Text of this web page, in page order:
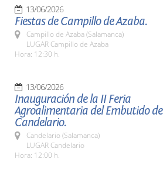
13/06/2026
Fiestas de Campillo de Azaba.
Campillo de Azaba (Salamanca)
LUGAR Campillo de Azaba
Hora: 12:30 h.
13/06/2026
Inauguración de la II Feria
Agroalimentaria del Embutido de
Candelario.
Candelario (Salamanca)
LUGAR Candelario
Hora: 12:00 h.